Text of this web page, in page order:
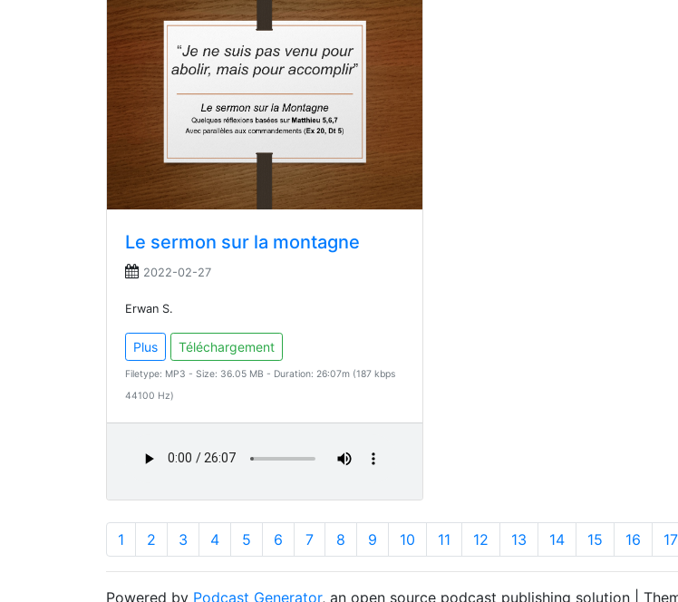
Le sermon sur la montagne
2022-02-27
Erwan S.
Plus Téléchargement
Filetype: MP3 - Size: 36.05 MB - Duration: 26:07m (187 kbps
44100 Hz)
1 2 3 4 5 6 7 8 9 10 11 12 13 14 15 16 17
Powered by Podcast Generator, an open source podcast publishing solution |